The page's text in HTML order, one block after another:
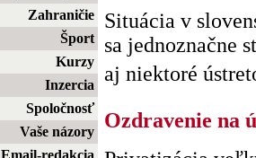
Zahraničie
Šport
Kurzy
Inzercia
Spoločnosť
Vaše názory
Email-redakcia
Situácia v
sa jednoznačne
aj niektoré
Ozdravenie na